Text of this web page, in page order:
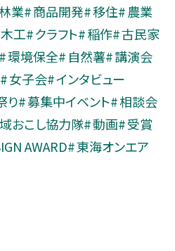
業 商品開発 移住
農業
木工 クラフト 稲作 古民家
環境保全 自然薯 講演会
女子会 インタビュー
り 募集中イベント 相談会
おこし協力隊 動画 受賞
AWARD 東海オンエア